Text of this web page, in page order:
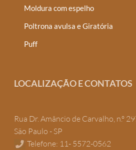
Moldura com espelho
Poltrona avulsa e Giratória
Puff
LOCALIZAÇÃO E CONTATOS
Rua Dr. Amâncio de Carvalho, n.º
São Paulo - SP
Telefone: 11- 5572-0562